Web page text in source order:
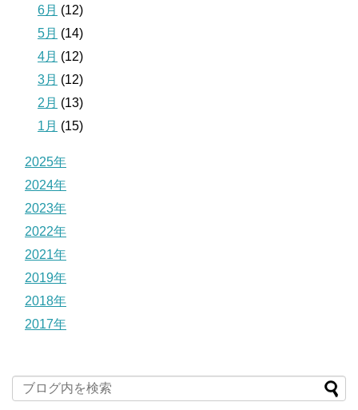
6月 (12)
5月 (14)
4月 (12)
3月 (12)
2月 (13)
1月 (15)
2025年
2024年
2023年
2022年
2021年
2019年
2018年
2017年